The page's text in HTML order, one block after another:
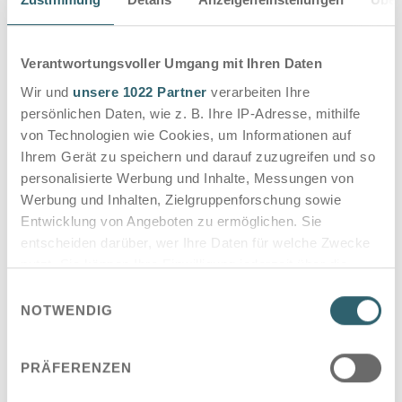
Verantwortungsvoller Umgang mit Ihren Daten
Wir und unsere 1022 Partner verarbeiten Ihre
persönlichen Daten, wie z. B. Ihre IP-Adresse, mithilfe
von Technologien wie Cookies, um Informationen auf
Ihrem Gerät zu speichern und darauf zuzugreifen und so
personalisierte Werbung und Inhalte, Messungen von
Werbung und Inhalten, Zielgruppenforschung sowie
Entwicklung von Angeboten zu ermöglichen. Sie
entscheiden darüber, wer Ihre Daten für welche Zwecke
nutzt. Sie können Ihre Einwilligung jederzeit über die
Trigger Symbol ändern oder widerrufen
Informationen über Ihre geografische Lage erfassen,
NOTWENDIG
PRÄFERENZEN